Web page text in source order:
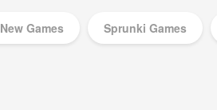
New Games Sprunki Games